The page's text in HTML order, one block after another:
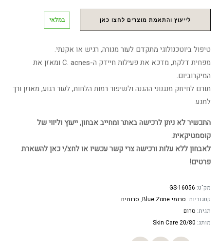
לייעוץ והתאמת מוצרים לחצו כאן במלאי
טיפול ביוטכנולוגי מתקדם לעור מגורה, רגיש או אקנתי.
מפחית דלקת, מדכא את פעילות חיידק ה-C. acnes ומאזן את
המיקרוביום.
תורם לחיזוק מנגנוני ההגנה ולשיפור רמות הלחות, לעור רגוע, מאוזן ורך
למגע.
התכשיר לא ניתן לרכישה באתר ומחייב אבחון, ייעוץ וליווי של
קוסמטיקאית.
לאבחון ללא עלות ורכישה צרי קשר עכשיו או לחצ/י כאן להשארת
פרטים!
מק"ט: GS-16056
קטגוריות: סרומי Blue Zone , סרומים
תגית: סרום
מותג: 20/80 Skin Care